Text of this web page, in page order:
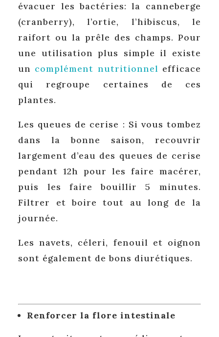
évacuer les bactéries: la canneberge
(cranberry), l’ortie, l’hibiscus, le
raifort ou la prêle des champs. Pour
une utilisation plus simple il existe
un complément nutritionnel efficace
qui regroupe certaines de ces
plantes.
Les queues de cerise : Si vous tombez
dans la bonne saison, recouvrir
largement d’eau des queues de cerise
pendant 12h pour les faire macérer,
puis les faire bouillir 5 minutes.
Filtrer et boire tout au long de la
journée.
Les navets, céleri, fenouil et oignon
sont également de bons diurétiques.
Renforcer la flore intestinale